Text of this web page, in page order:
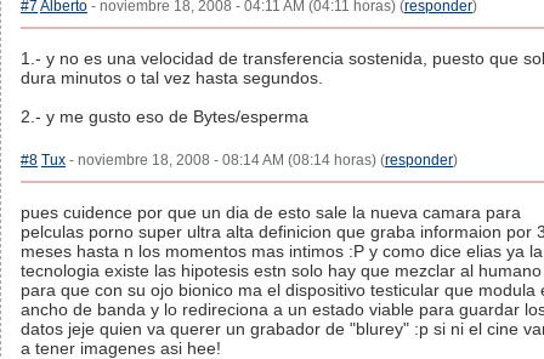
#7 Alberto - noviembre 18, 2008 - 04:11 AM (04:11 horas) (responder)
1.- y no es una velocidad de transferencia sostenida, puesto que
dura minutos o tal vez hasta segundos.
2.- y me gusto eso de Bytes/esperma
#8 Tux - noviembre 18, 2008 - 08:14 AM (08:14 horas) (responder)
pues cuidence por que un dia de esto sale la nueva camara para
pelculas porno super ultra alta definicion que graba informaion por
meses hasta n los momentos mas intimos :P y como dice elias ya la
tecnologia existe las hipotesis estn solo hay que mezclar al
para que con su ojo bionico ma el dispositivo testicular que modula
ancho de banda y lo redireciona a un estado viable para guardar
datos jeje quien va querer un grabador de "blurey" :p si ni el cine
a tener imagenes asi hee!